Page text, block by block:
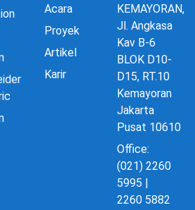
Acara
Proyek
Artikel
Karir
KEMAYORAN,
Jl. Angkasa
Kav B-6
BLOK D10-
D15, RT.10
Kemayoran
Jakarta
Pusat 10610
Office:
(021) 2260
5995 |
2260 5882